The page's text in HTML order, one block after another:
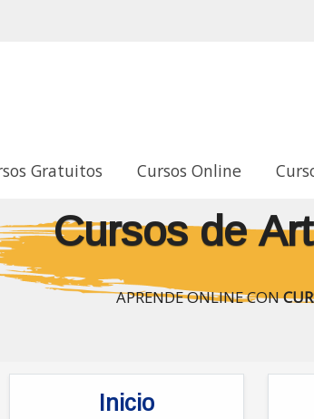
Gratuitos Cursos Online
de
APRENDE ONLINE CON
Inicio